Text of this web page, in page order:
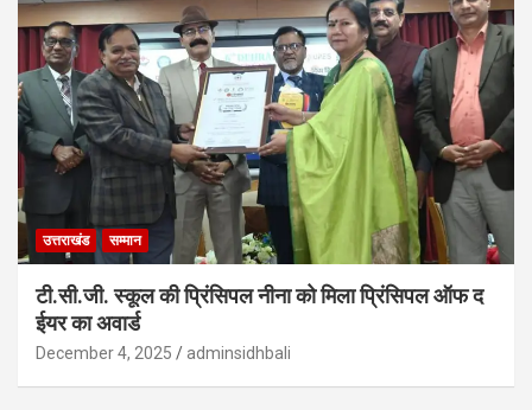
उत्तराखंड सम्मान
टी.सी.जी. स्कूल की प्रिंसिपल नीना को मिला प्रिंसिपल ऑफ द
ईयर का अवार्ड
December 4, 2025 adminsidhbali